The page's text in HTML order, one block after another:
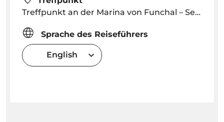
Treffpunkt an der Marina von Funchal – Segelboot Sea la Vie um 22:00 Uhr
Sprache des Reiseführers
English